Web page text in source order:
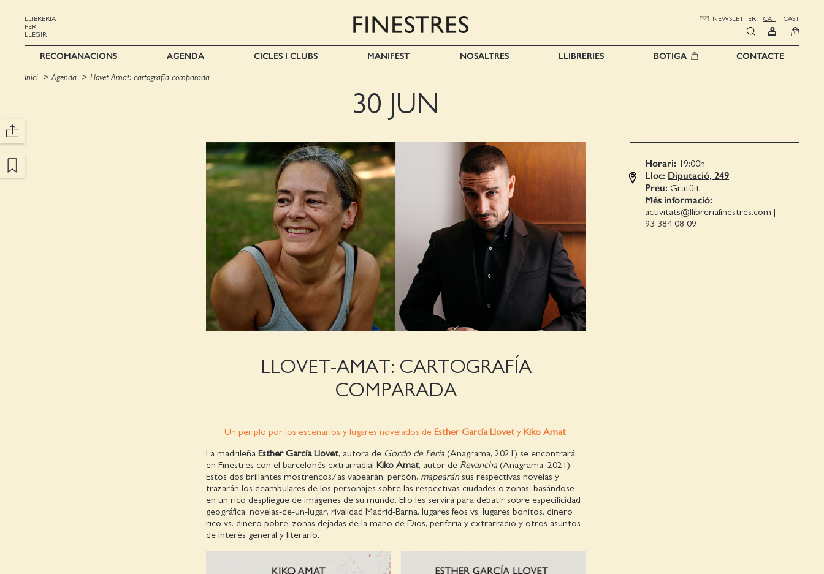
LLIBRERIA
PER
LLEGIR
NEWSLETTER CAT CAST
0
RECOMANACIONS AGENDA CICLES I CLUBS MANIFEST NOSALTRES LLIBRERIES BOTIGA CONTACTE
Inici Agenda Llovet-Amat: cartografía comparada
30 JUN
LLOVET-AMAT: CARTOGRAFÍA
COMPARADA
Un periplo por los escenarios y lugares novelados de Esther García Llovety Kiko Amat.
La madrileña Esther García Llovet, autora de Gordo de Feria(Anagrama, 2021) se encontrará
en Finestres con el barcelonés extrarradial Kiko Amat, autor de Revancha(Anagrama, 2021).
Estos dos brillantes mostrencos/as vapearán, perdón, mapearánsus respectivas novelas y
trazarán los deambulares de los personajes sobre las respectivas ciudades o zonas, basándose
en un rico despliegue de imágenes de su mundo. Ello les servirá para debatir sobre especificidad
geográfica, novelas-de-un-lugar, rivalidad Madrid-Barna, lugares feos vs. lugares bonitos, dinero
rico vs. dinero pobre, zonas dejadas de la mano de Dios, periferia y extrarradio y otros asuntos
de interés general y literario.
Horari: 19:00h
Lloc: Diputació, 249
Preu: Gratüit
Més informació:
activitats@llibreriafinestres.com |
93 384 08 09